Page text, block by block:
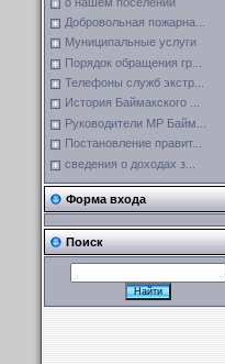
Добровольная пожарна...
Муниципальные услуги
Порядок обращения гр...
Телефоны служб экстр...
История Баймакского ...
Руководители МР Байм...
Постановление правит...
сведения о доходах з...
Форма входа
Поиск